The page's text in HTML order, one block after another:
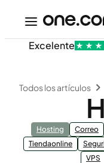
Excelente
Todos los artículos
Hosting Correo
Tiendaonline
VPS